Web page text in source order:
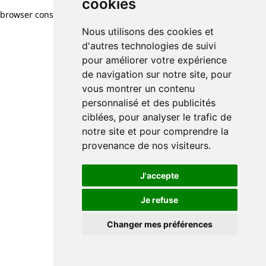
cookies
Nous utilisons des cookies et
d'autres technologies de suivi
pour améliorer votre expérience
de navigation sur notre site, pour
vous montrer un contenu
personnalisé et des publicités
ciblées, pour analyser le trafic de
notre site et pour comprendre la
provenance de nos visiteurs.
J'accepte
Je refuse
Changer mes préférences
browser console for more information)